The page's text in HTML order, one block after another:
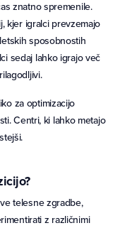
znatno spremenile.
kjer igralci prevzemajo
sposobnostih
sedaj lahko igrajo več
za optimizacijo
Centri, ki lahko metajo
telesne zgradbe,
z različnimi